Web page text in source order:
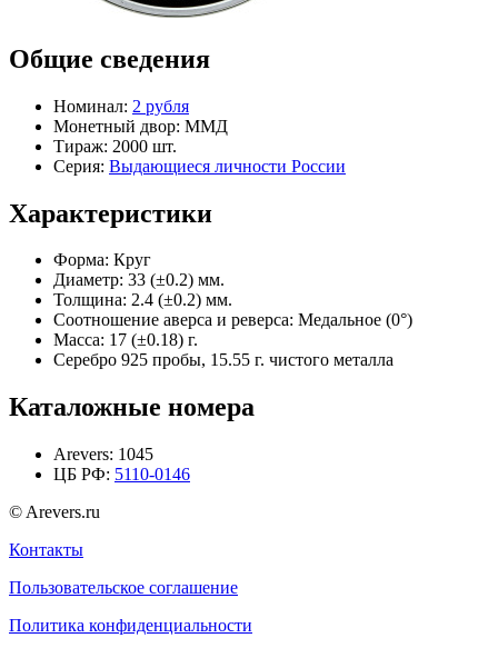
Общие сведения
Номинал: 2 рубля
Монетный двор: ММД
Тираж: 2000 шт.
Серия: Выдающиеся личности России
Характеристики
Форма: Круг
Диаметр: 33 (±0.2) мм.
Толщина: 2.4 (±0.2) мм.
Соотношение аверса и реверса: Медальное (0°)
Масса: 17 (±0.18) г.
Серебро 925 пробы, 15.55 г. чистого металла
Каталожные номера
Arevers: 1045
ЦБ РФ: 5110-0146
© Arevers.ru
Контакты
Пользовательское соглашение
Политика конфиденциальности